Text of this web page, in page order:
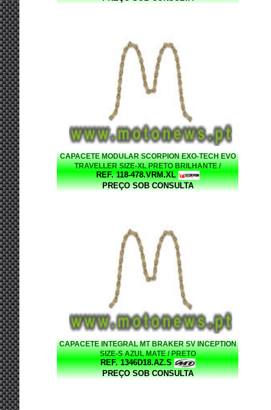
CAPACETE MODULAR SCORPION EXO-TECH EVO
TRAVELLER SIZE-XL PRETO BRILHANTE /
VERMELHO
REF. 118-478.VRM.XL
PREÇO SOB CONSULTA
CAPACETE INTEGRAL MT BRAKER SV INCEPTION
SIZE-S AZUL MATE / PRETO
REF. 1346D18.AZ.S
PREÇO SOB CONSULTA